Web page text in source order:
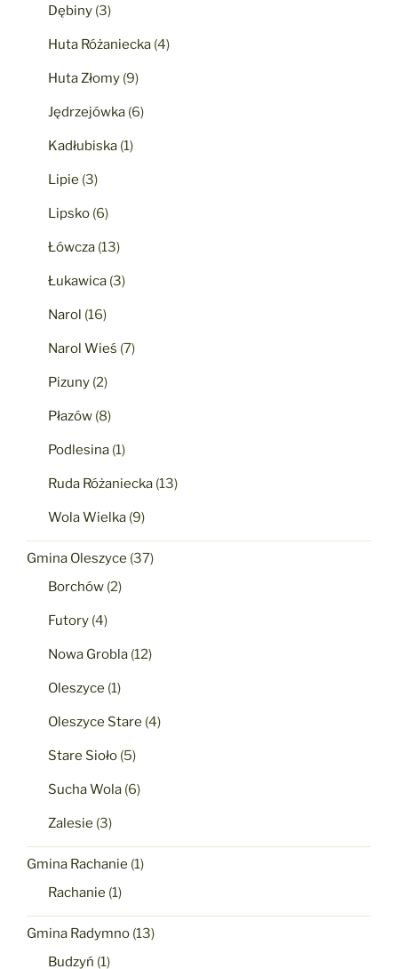
Dębiny (3)
Huta Różaniecka (4)
Huta Złomy (9)
Jędrzejówka (6)
Kadłubiska (1)
Lipie (3)
Lipsko (6)
Łówcza (13)
Łukawica (3)
Narol (16)
Narol Wieś (7)
Pizuny (2)
Płazów (8)
Podlesina (1)
Ruda Różaniecka (13)
Wola Wielka (9)
Gmina Oleszyce (37)
Borchów (2)
Futory (4)
Nowa Grobla (12)
Oleszyce (1)
Oleszyce Stare (4)
Stare Sioło (5)
Sucha Wola (6)
Zalesie (3)
Gmina Rachanie (1)
Rachanie (1)
Gmina Radymno (13)
Budzyń (1)